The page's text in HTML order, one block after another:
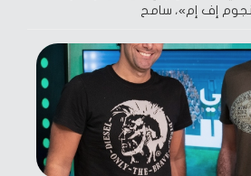
إف إم»، سامح